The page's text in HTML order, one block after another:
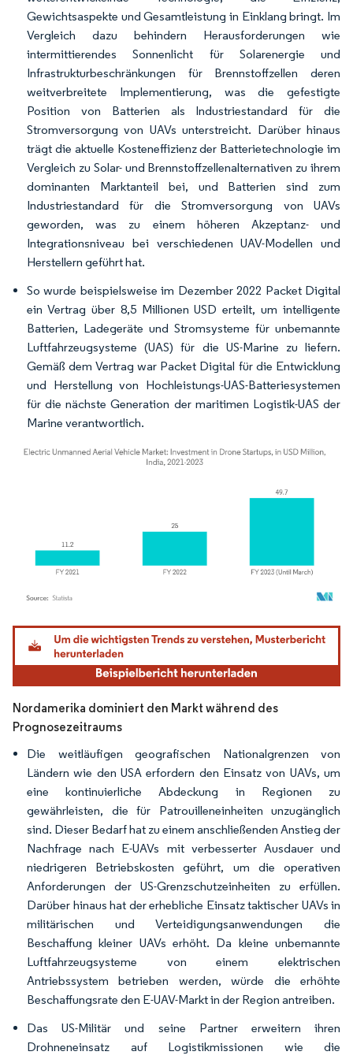
Gewichtsaspekte und Gesamtleistung in Einklang bringt. Im
Vergleich dazu behindern Herausforderungen wie
intermittierendes Sonnenlicht für Solarenergie und
Infrastrukturbeschränkungen für Brennstoffzellen deren
weitverbreitete Implementierung, was die gefestigte
Position von Batterien als Industriestandard für die
Stromversorgung von UAVs unterstreicht. Darüber hinaus
trägt die aktuelle Kosteneffizienz der Batterietechnologie im
Vergleich zu Solar- und Brennstoffzellenalternativen zu ihrem
dominanten Marktanteil bei, und Batterien sind zum
Industriestandard für die Stromversorgung von UAVs
geworden, was zu einem höheren Akzeptanz- und
Integrationsniveau bei verschiedenen UAV-Modellen und
Herstellern geführt hat.
So wurde beispielsweise im Dezember 2022 Packet Digital
ein Vertrag über 8,5 Millionen USD erteilt, um intelligente
Batterien, Ladegeräte und Stromsysteme für unbemannte
Luftfahrzeugsysteme (UAS) für die US-Marine zu liefern.
Gemäß dem Vertrag war Packet Digital für die Entwicklung
und Herstellung von Hochleistungs-UAS-Batteriesystemen
für die nächste Generation der maritimen Logistik-UAS der
Marine verantwortlich.
Bild © Mordor Intelligence. Wiederverwendung erfordert Namensnennung gemäß
Nordamerika dominiert den Markt während des
Prognosezeitraums
Die weitläufigen geografischen Nationalgrenzen von
Ländern wie den USA erfordern den Einsatz von UAVs, um
eine kontinuierliche Abdeckung in Regionen zu
gewährleisten, die für Patrouilleneinheiten unzugänglich
sind. Dieser Bedarf hat zu einem anschließenden Anstieg der
Nachfrage nach E-UAVs mit verbesserter Ausdauer und
niedrigeren Betriebskosten geführt, um die operativen
Anforderungen der US-Grenzschutzeinheiten zu erfüllen.
Darüber hinaus hat der erhebliche Einsatz taktischer UAVs in
militärischen und Verteidigungsanwendungen die
Beschaffung kleiner UAVs erhöht. Da kleine unbemannte
Luftfahrzeugsysteme von einem elektrischen
Antriebssystem betrieben werden, würde die erhöhte
Beschaffungsrate den E-UAV-Markt in der Region antreiben.
Das US-Militär und seine Partner erweitern ihren
Drohneneinsatz auf Logistikmissionen wie die